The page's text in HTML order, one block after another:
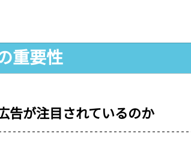
重要性
告が注目されているのか